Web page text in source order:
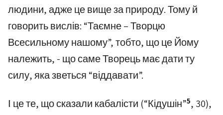
людини, адже це вище за природу. Тому й
говорить вислів: “Таємне – Творцю
Всесильному нашому”, тобто, що це Йому
належить, - що саме Творець має дати ту
силу, яка зветься “віддавати”.
І це те, що сказали кабалісти (“Кідушін”5, 30),